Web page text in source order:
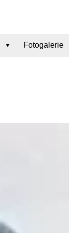
Fotogalerie